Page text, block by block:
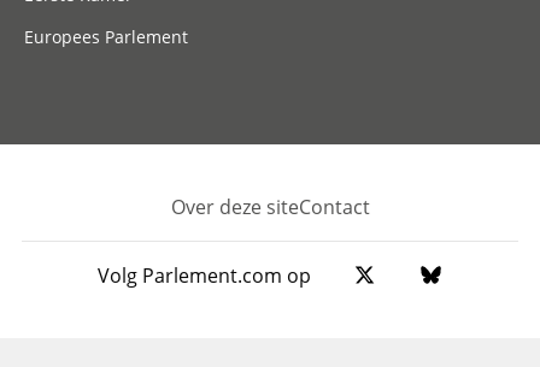
Europees Parlement
Footer
Over deze siteContact
Volg Parlement.com op